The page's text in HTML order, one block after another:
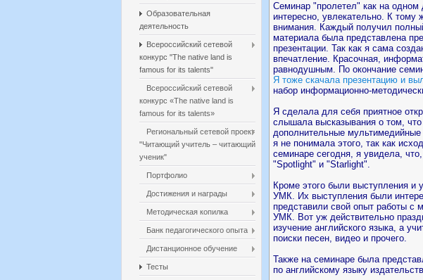
Образовательная
деятельность
Всероссийский сетевой
конкурс "The native land is
famous for its talents"
Всероссийский сетевой
конкурс «The native land is
famous for its talents»
Региональный сетевой проект
"Читающий учитель – читающий
ученик"
Портфолио
Достижения и награды
Методическая копилка
Банк педагогического опыта
Дистанционное обучение
Тесты
Семинар "пролетел" как на одном
интересно, увлекательно. К тому
внимания. Каждый получил
материала была представлена
презентации. Так как я сама
впечатление. Красочная,
равнодушным. По окончание
Я тоже скачала презентацию и
набор информационно-
Я сделала для себя приятное
слышала высказывания о том,
дополнительные
я не понимала этого, так как
семинаре сегодня, я увидела,
"Spotlight" и "Starlight".
Кроме этого были выступления и
УМК. Их выступления были
представили свой опыт работы с
УМК. Вот уж действительно
изучение английского языка, а
поиски песен, видео и прочего.
Также на семинаре была
по английскому языку